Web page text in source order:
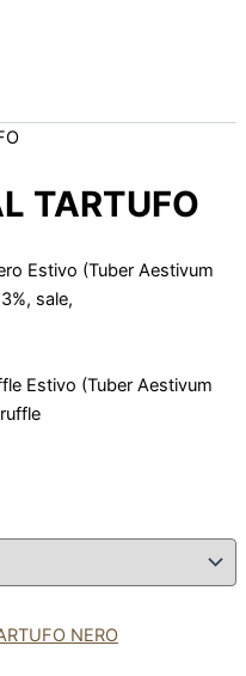
TARTUFO
Estivo (Tuber Aestivum
sale,
Estivo (Tuber Aestivum